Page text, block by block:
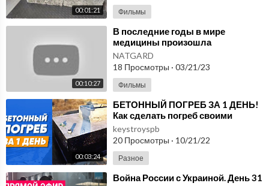
00:01:21 Фильмы
00:10:27
⁣В последние годы в мире
медицины произошла
революция благодаря
инновационным технологиям.
Микросферы
NATGARD
18 Просмотры · 03/21/23
Фильмы
00:03:24
⁣БЕТОННЫЙ ПОГРЕБ ЗА 1 ДЕНЬ!
Как сделать погреб своими
руками?
keystroyspb
20 Просмотры · 10/21/22
Разное
⁣Война России с Украиной. День 31